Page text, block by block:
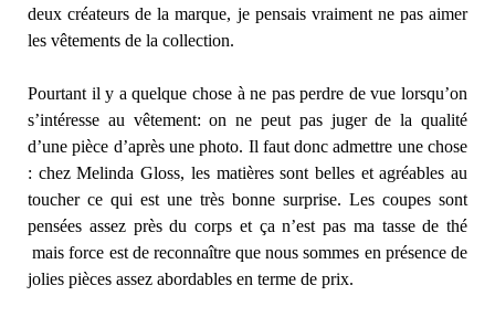
deux créateurs de la marque, je pensais vraiment ne pas aimer
les vêtements de la collection.
Pourtant il y a quelque chose à ne pas perdre de vue lorsqu’on
s’intéresse au vêtement: on ne peut pas juger de la qualité
d’une pièce d’après une photo. Il faut donc admettre une chose
: chez Melinda Gloss, les matières sont belles et agréables au
toucher ce qui est une très bonne surprise. Les coupes sont
pensées assez près du corps et ça n’est pas ma tasse de thé
mais force est de reconnaître que nous sommes en présence de
jolies pièces assez abordables en terme de prix.